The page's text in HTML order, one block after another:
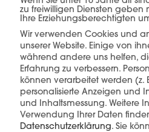
mehr erfahren
zu freiwilligen Diensten geben
Ihre Erziehungsberechtigten
Wir verwenden Cookies und
unserer Website. Einige von
während andere uns helfen,
Erfahrung zu verbessern.
können verarbeitet werden (z.
personalisierte Anzeigen und
und Inhaltsmessung. Weitere
Verwendung Ihrer Daten
Datenschutzerklärung. Sie